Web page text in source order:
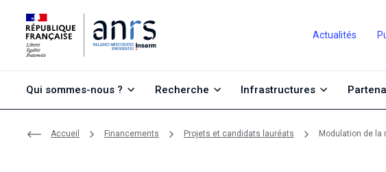
Actualités
Qui sommes-nous ? Recherche Infrastructures
Accueil Financements Projets et candidats lauréats Modulation de la